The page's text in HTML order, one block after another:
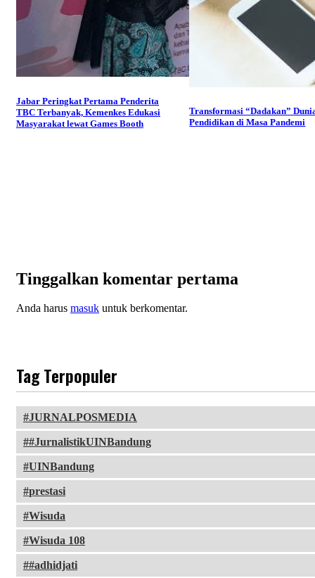
Jabar Peringkat Pertama Penderita
TBC Terbanyak, Kemenkes Edukasi
Masyarakat lewat Games Booth
Transformasi “Dadakan”
Pendidikan di Masa Pandemi
Tinggalkan komentar pertama
Anda harus masuk untuk berkomentar.
Tag Terpopuler
JURNALPOSMEDIA
#JurnalistikUINBandung
UINBandung
prestasi
Wisuda
Wisuda 108
#adhidjati